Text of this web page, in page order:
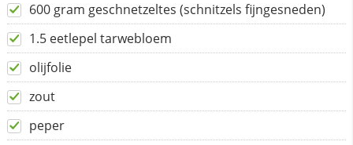
600 gram geschnetzeltes (schnitzels fijngesneden)
1.5 eetlepel tarwebloem
olijfolie
zout
peper